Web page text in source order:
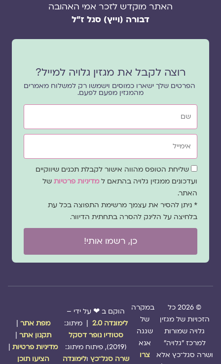
האתר מוקדש לזכר אמי האהובה
דבורה (וייץ) סגל ז"ל
רוצה לקבל את מגזין גלויה למייל?
הפרטים שלך ישארו כמוסים וישמשו רק למשלוח מאמרים
מהמגזין מפעם לפעם.
שם
אימייל
שדה
הסכמה
שליחת הטופס מהווה אישור לקבלת תכנים שיווקיים
ועדכונים ממגזין גלויה בהתאם ל מדיניות פרטיותשל
האתר.
* ניתן להסיר את עצמך מרשימת התפוצה בכל עת
בלחיצה על הלינק להסרה בתחתית הדיוור.
כן, רשמו אותי!
© 2026 כל
הזכויות של מגזין
גלויה שמורות
למרכז "גלויה"
ושרה סגל־כץ אלא
במקרה
של
שגגה
אנא
צרו
הוקם ב ❤ על ידי –
לימונדה 2.0
| מיתוג:
סטודיו נופר דסקל
שרה סגל־כץולימונדה
מפת אתר|
תקנון אתר|
מדיניות פרטיות|
הציעו תוכן